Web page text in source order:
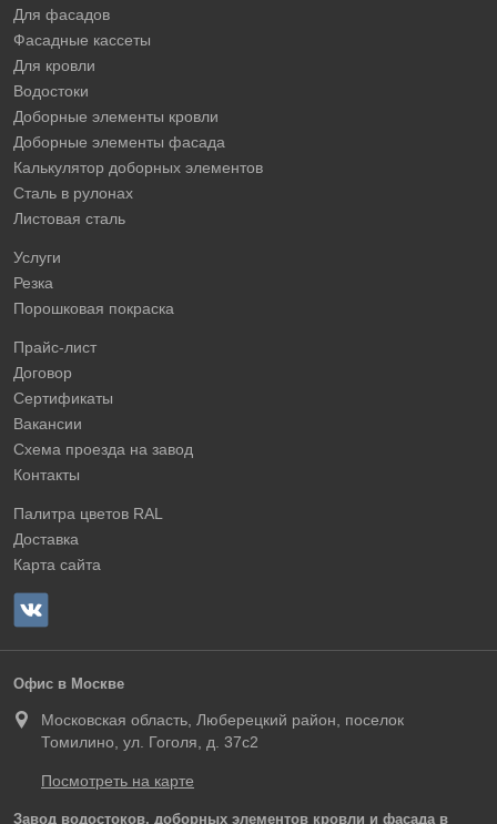
Для фасадов
Фасадные кассеты
Для кровли
Водостоки
Доборные элементы кровли
Доборные элементы фасада
Калькулятор доборных элементов
Сталь в рулонах
Листовая сталь
Услуги
Резка
Порошковая покраска
Прайс-лист
Договор
Сертификаты
Вакансии
Схема проезда на завод
Контакты
Палитра цветов RAL
Доставка
Карта сайта
Офис в Москве
Московская область, Люберецкий район, поселок
Томилино, ул. Гоголя, д. 37с2
Посмотреть на карте
Завод водостоков, доборных элементов кровли и фасада в